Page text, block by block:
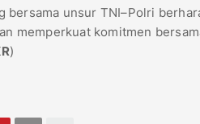
unsur TNI–Polri
memperkuat komitmen
)